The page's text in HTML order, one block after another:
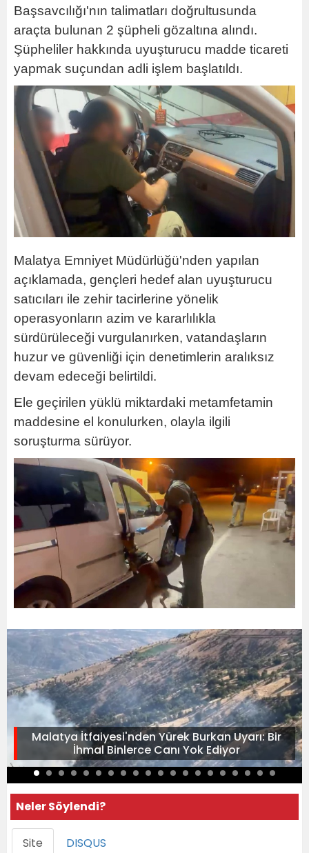
Başsavcılığı'nın talimatları doğrultusunda
araçta bulunan 2 şüpheli gözaltına alındı.
Şüpheliler hakkında uyuşturucu madde ticareti
yapmak suçundan adli işlem başlatıldı.
Malatya Emniyet Müdürlüğü'nden yapılan
açıklamada, gençleri hedef alan uyuşturucu
satıcıları ile zehir tacirlerine yönelik
operasyonların azim ve kararlılıkla
sürdürüleceği vurgulanırken, vatandaşların
huzur ve güvenliği için denetimlerin aralıksız
devam edeceği belirtildi.
Ele geçirilen yüklü miktardaki metamfetamin
maddesine el konulurken, olayla ilgili
soruşturma sürüyor.
Malatya İtfaiyesi'nden Yürek Burkan Uyarı: Bir
İhmal Binlerce Canı Yok Ediyor
Neler Söylendi?
Site DISQUS